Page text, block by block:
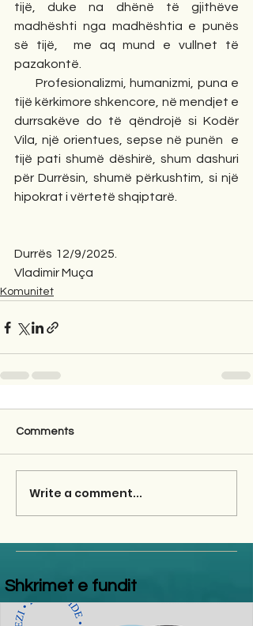
tijë, duke na dhënë të gjithëve
madhështi nga madhështia e punës
së tijë,  me aq mund e vullnet të
pazakontë.
Profesionalizmi, humanizmi, puna e
tijë kërkimore shkencore, në mendjet e
durrsakëve do të qëndrojë si Kodër
Vila, një orientues, sepse në punën  e
tijë pati shumë dëshirë, shum dashuri
për Durrësin, shumë përkushtim, si një
hipokrat i vërtetë shqiptarë.
Durrës 12/9/2025.
Vladimir Muça
Komunitet
Comments
Write a comment...
Shkrimet e fundit